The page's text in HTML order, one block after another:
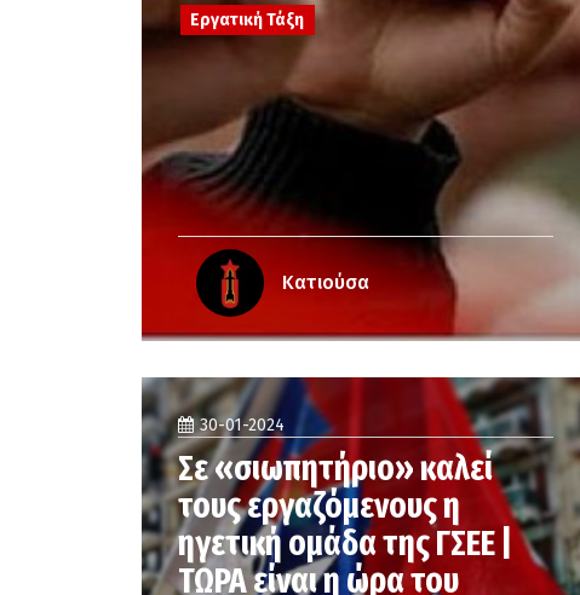
Εργατική Τάξη
Κατιούσα
30-01-2024
Σε «σιωπητήριο» καλεί
τους εργαζόμενους η
ηγετική ομάδα της ΓΣΕΕ |
ΤΩΡΑ είναι η ώρα του